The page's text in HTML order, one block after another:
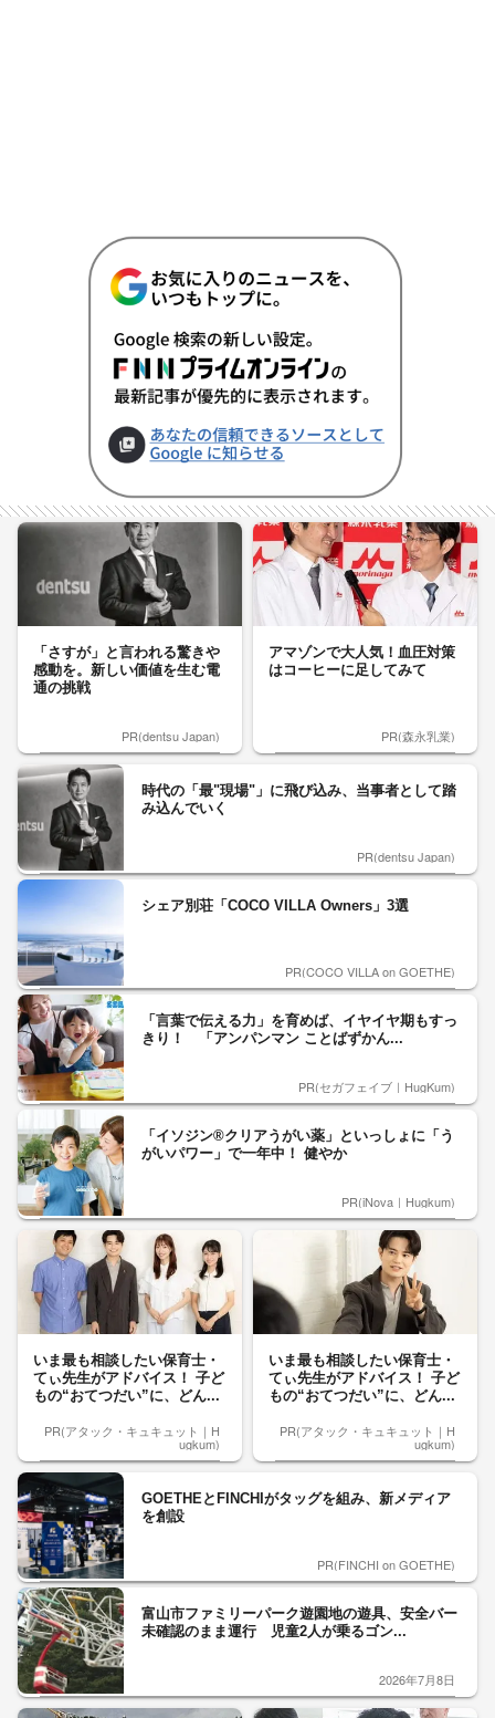
「さすが」と言われる驚きや
感動を。新しい価値を生む電
通の挑戦
PR(dentsu Japan)
アマゾンで大人気！血圧対策
はコーヒーに足してみて
PR(森永乳業)
時代の「最"現場"」に飛び込み、当事者として踏
み込んでいく
PR(dentsu Japan)
シェア別荘「COCO VILLA Owners」3選
PR(COCO VILLA on GOETHE)
「言葉で伝える力」を育めば、イヤイヤ期もすっ
きり！ 「アンパンマン ことばずかん...
PR(セガフェイブ｜HugKum)
「イソジン®クリアうがい薬」といっしょに「う
がいパワー」で一年中！ 健やか
PR(iNova｜Hugkum)
いま最も相談したい保育士・
てぃ先生がアドバイス！ 子ど
もの“おてつだい”に、どん...
PR(アタック・キュキュット｜H
ugkum)
いま最も相談したい保育士・
てぃ先生がアドバイス！ 子ど
もの“おてつだい”に、どん...
PR(アタック・キュキュット｜H
ugkum)
GOETHEとFINCHIがタッグを組み、新メディア
を創設
PR(FINCHI on GOETHE)
富山市ファミリーパーク遊園地の遊具、安全バー
未確認のまま運行 児童2人が乗るゴン...
2026年7月8日